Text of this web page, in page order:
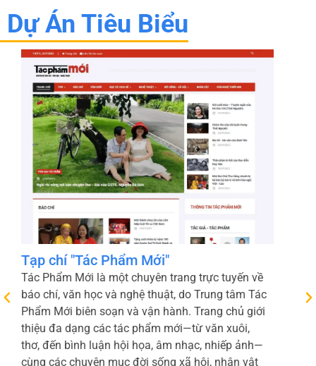
Dự Án Tiêu Biểu
Bao Bì Xanh - Micopak
Micopak.vn là website chính thức của Công ty Cổ
phần Micopak – thành viên của HLC Việt Nam –
chuyên cung cấp các giải pháp bao bì giấy bền
vững như túi giấy, thanh nẹp góc, bao bì đóng
gói và bao bì thương mại điện tử. Trang chủ “Về
Micopak” giới thiệu tôn chỉ kết hợp công nghệ
hiện đại với tinh thần sáng tạo để tạo ra sản
phẩm chất lượng cao, đồng thời ưu tiên sử dụng
nguyên liệu thân thiện với môi trường và quy
trình sản xuất xanh Micopak.
Bên cạnh danh mục sản phẩm đa dạng, Micopak
còn nhấn mạnh các ưu điểm như giá thành cạnh
tranh nhờ dây chuyền tự động
Xem thêm